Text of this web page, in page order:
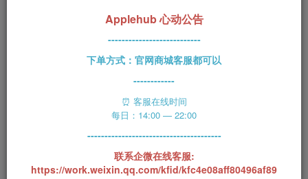
555电影 苹果 · 安卓 · 网页 · TV
你们喜欢的观影工具又来了，今天介绍这款观影工具非
常不错，几乎都是蓝光高清资源，这款软件其实跟之前
的很多软件类似，但是资源可能有些许不一样，最近终
Applehub 心动公告
---------------------------
下单方式：官网商城客服都可以
------------
⏰ 客服在线时间
每日：14:00 — 22:00
---------------------------------------
联系企微在线客服:
https://work.weixin.qq.com/kfid/kfc4e08aff80496af89